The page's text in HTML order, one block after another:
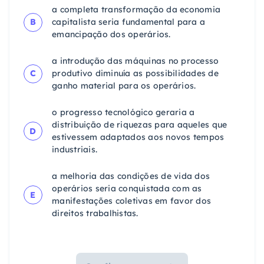
B
a completa transformação da economia
capitalista seria fundamental para a
emancipação dos operários.
C
a introdução das máquinas no processo
produtivo diminuía as possibilidades de
ganho material para os operários.
D
o progresso tecnológico geraria a
distribuição de riquezas para aqueles que
estivessem adaptados aos novos tempos
industriais.
E
a melhoria das condições de vida dos
operários seria conquistada com as
manifestações coletivas em favor dos
direitos trabalhistas.